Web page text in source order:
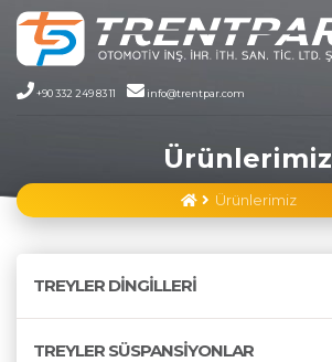
+90 332 249 83 11 info@trentpar.com
Ürünlerimiz
Ürünlerimiz
TREYLER DİNGİLLERİ
TREYLER SÜSPANSİYONLAR